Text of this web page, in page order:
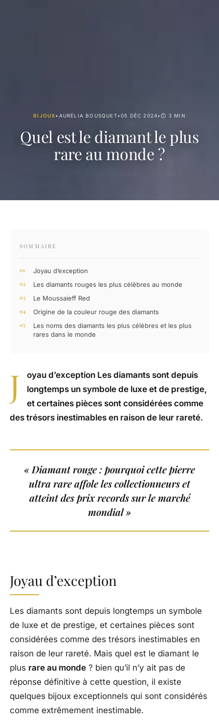
BIJOUX• AURÉLIA BOUSQUET•05 DÉC 2024•⏱ 3 MIN
Quel est le diamant le plus
rare au monde ?
SOMMAIRE
Joyau d’exception
Les diamants rouges les plus célèbres au monde
Le Moussaieff Red
Origine de la couleur rouge des diamants
Les noms des diamants les plus célèbres et les plus
rares dans le monde
J
oyau d’exception Les diamants sont depuis
longtemps un symbole de luxe et de prestige,
et certaines pièces sont considérées comme
des trésors inestimables en raison de leur rareté.
« Diamant rouge : pourquoi cette pierre
ultra rare affole les collectionneurs et
atteint des prix records sur le marché
mondial »
Joyau d’exception
Les diamants sont depuis longtemps un symbole
de luxe et de prestige, et certaines pièces sont
considérées comme des trésors inestimables en
raison de leur rareté. Mais quel est le diamant le
plus rare au monde ? bien qu’il n’y ait pas de
réponse définitive à cette question, il existe
quelques bijoux exceptionnels qui sont considérés
comme extrêmement inestimable.